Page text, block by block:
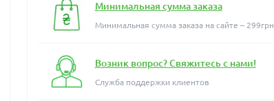
Минимальная сумма заказа
Минимальная сумма заказа на сайте – 299грн
Возник вопрос? Свяжитесь с нами!
Служба поддержки клиентов